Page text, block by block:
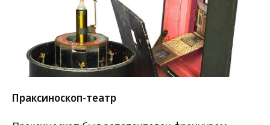
Праксиноскоп-театр